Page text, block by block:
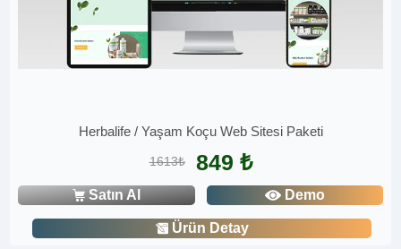
Herbalife / Yaşam Koçu Web Sitesi Paketi
1613₺ 849 ₺
Satın Al Demo
Ürün Detay